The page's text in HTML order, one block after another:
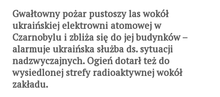
Gwałtowny pożar pustoszy las wokół
ukraińskiej elektrowni atomowej w
Czarnobylu i zbliża się do jej budynków –
alarmuje ukraińska służba ds. sytuacji
nadzwyczajnych. Ogień dotarł też do
wysiedlonej strefy radioaktywnej wokół
zakładu.